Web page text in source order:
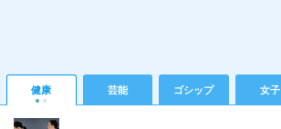
健康 芸能 ゴシップ 女子